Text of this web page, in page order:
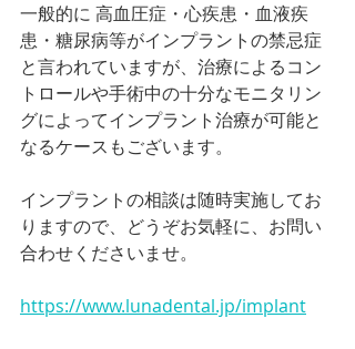
一般的に 高血圧症・心疾患・血液疾
患・糖尿病等がインプラントの禁忌症
と言われていますが、治療によるコン
トロールや手術中の十分なモニタリン
グによってインプラント治療が可能と
なるケースもございます。
インプラントの相談は随時実施してお
りますので、どうぞお気軽に、お問い
合わせくださいませ。
https://www.lunadental.jp/implant